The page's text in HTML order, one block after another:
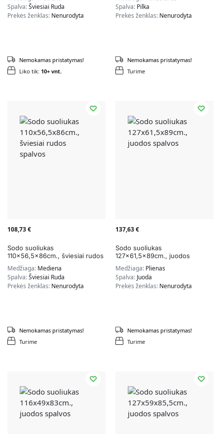
Spalva:Šviesiai Ruda
Prekės ženklas: Nenurodyta
Liko tik: 10+ vnt.
Nemokamas pristatymas!
Spalva: Pilka
Prekės ženklas: Nenurodyta
Turime
Nemokamas pristatymas!
108,73€
Sodo suoliukas
110×56,5x86cm., šviesiai rudos
spalvos
Medžiaga: Mediena
Spalva:Šviesiai Ruda
Prekės ženklas: Nenurodyta
Turime
Nemokamas pristatymas!
137,63€
Sodo suoliukas
127×61,5x89cm., juodos
spalvos
Medžiaga: Plienas
Spalva: Juoda
Prekės ženklas: Nenurodyta
Turime
Nemokamas pristatymas!